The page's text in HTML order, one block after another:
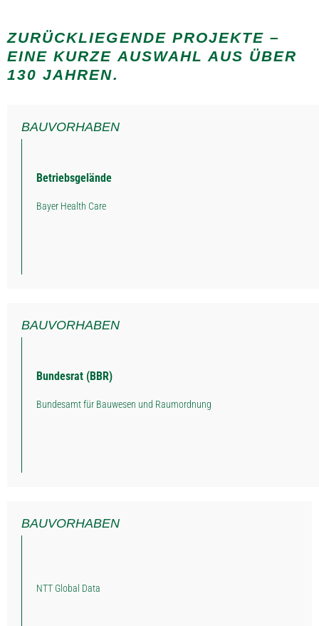
ZURÜCKLIEGENDE PROJEKTE –
EINE KURZE AUSWAHL AUS ÜBER
130 JAHREN.
BAUVORHABEN
Betriebsgelände
Bayer Health Care
BAUVORHABEN
Bundesrat (BBR)
Bundesamt für Bauwesen und Raumordnung
BAUVORHABEN
NTT Global Data